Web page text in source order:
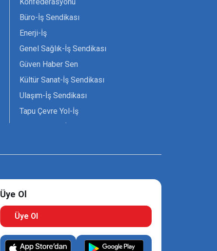
Büro-İş Sendikası
Enerji-İş
Genel Sağlık-İş Sendikası
Güven Haber Sen
Kültür Sanat-İş Sendikası
Ulaşım-İş Sendikası
Tapu Çevre Yol-İş
Uzman Diyanet - Sen
Üye Ol
Üye Ol